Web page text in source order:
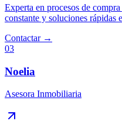
Experta en procesos de
constante y soluciones rápidas
Contactar →
03
Noelia
Asesora Inmobiliaria